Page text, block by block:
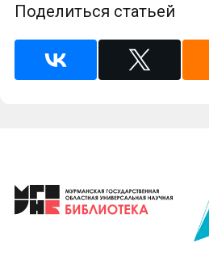
Поделиться статьей